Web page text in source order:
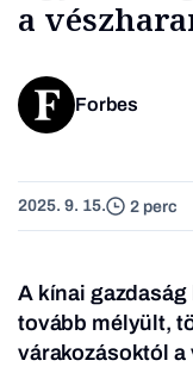
a
Forbes
2025. 9. 15. 2 perc
A kínai
tovább mélyült,
várakozásoktól a